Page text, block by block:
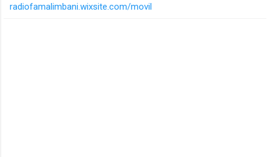
radiofamalimbani.wixsite.com/movil